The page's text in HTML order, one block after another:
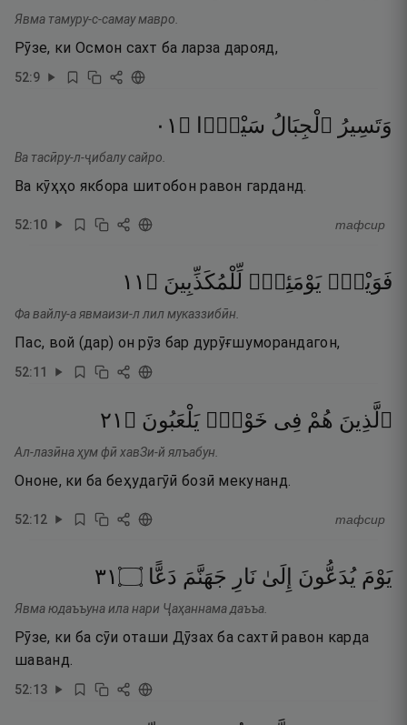
Явма тамуру-с-самау мавро.
Рӯзе, ки Осмон сахт ба ларза дарояд,
52:9
وَتَسِيرُ ٱلْجِبَالُ سَيْرًۭا ۝ ١٠
Ва тасӣру-л-ҷибалу сайро.
Ва кӯҳҳо якбора шитобон равон гарданд.
52:10 тафсир
فَوَيْلٌۭ يَوْمَئِذٍۢ لِّلْمُكَذِّبِينَ ۝ ١١
Фа вайлу-а явмаизи-л лил муказзибӣн.
Пас, вой (дар) он рӯз бар дурӯғшуморандагон,
52:11
ٱلَّذِينَ هُمْ فِى خَوْضٍۢ يَلْعَبُونَ ۝ ١٢
Ал-лазӣна ҳум фӣ хавЗи-й ялъабун.
Ононе, ки ба беҳудагӯӣ бозӣ мекунанд.
52:12 тафсир
يَوْمَ يُدَعُّونَ إِلَىٰ نَارِ جَهَنَّمَ دَعًّا ۝١٣
Явма юдаъъуна ила нари Ҷаҳаннама даъъа.
Рӯзе, ки ба сӯи оташи Дӯзах ба сахтӣ равон карда
шаванд.
52:13